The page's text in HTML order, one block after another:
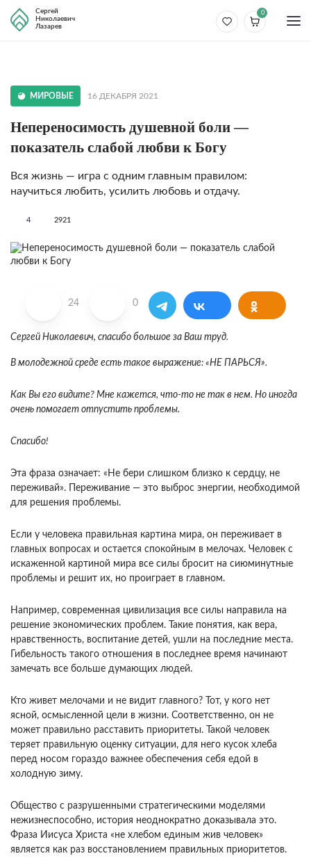
Сергей
Николаевич
Лазарев
0
МИРОВЫЕ 16 ДЕКАБРЯ 2021
Непереносимость душевной боли —
показа­тель слабой любви к Богу
Вся жизнь — игра с одним глав­ным правилом:
научиться любить, усилить любовь и отдачу.
4 2921
24 0
Сергей Николаевич, спасибо большое за Ваш труд.
В молодежной среде есть такое выражение: «НЕ ПАРЬСЯ».
Как Вы его видите? Мне кажется, что-то не так в нем. Но иногда
очень помогает отпустить проблемы.
Спасибо!
Эта фраза означает: «Не бери слишком близко к сердцу, не
переживай». Переживание — это выброс энергии, необходимой
для решения проблемы.
Если у человека правильная картина мира, он переживает в
главных вопросах и остается спокойным в мелочах. Человек с
искаженной картиной мира все силы бро­сит на сиюминутные
проблемы и решит их, но проиг­рает в главном.
Например, современная цивилизация все силы направила на
решение экономических проб­лем. Такие понятия, как вера,
нравственность, вос­питание детей, ушли на последние места.
Гибель­ность такого отношения в последнее время начинают
замечать все больше думающих людей.
Кто живет мелочами и не видит главного? Тот, у кого нет
ясной, осмысленной цели в жизни. Соот­ветственно, он не
может правильно расставить прио­ритеты. Такой человек
теряет правильную оценку си­туации, для него кусок хлеба
перед носом гораздо важнее обеспечения себя едой в
холодную зиму.
Об­щество с разрушенными стратегическими моделями
нежизнеспособно, история неоднократно доказывала это.
Фраза Иисуса Христа «не хлебом единым жив человек»
является как раз восстановлением правиль­ных приоритетов.